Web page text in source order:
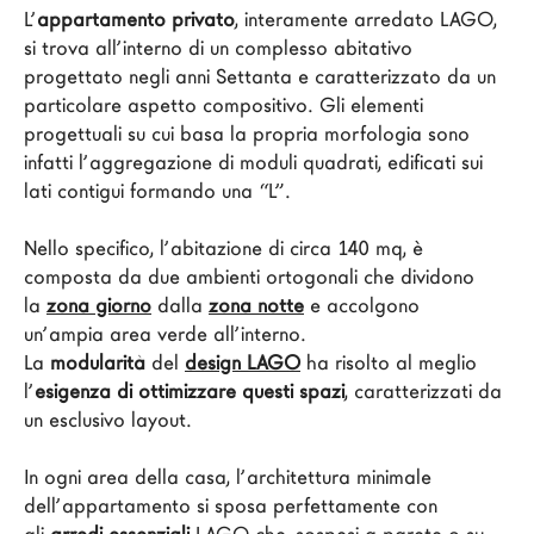
Architetti
LAGO Homes
News
Press
Cataloghi
Lavora con noi
Language
L’appartamento privato, interamente arredato LAGO,
si trova all’interno di un complesso abitativo
progettato negli anni Settanta e caratterizzato da un
particolare aspetto compositivo. Gli elementi
progettuali su cui basa la propria morfologia sono
infatti l’aggregazione di moduli quadrati, edificati sui
lati contigui formando una “L”.
Nello specifico, l’abitazione di circa 140 mq, è
composta da due ambienti ortogonali che dividono
la zona giorno dalla zona notte e accolgono
un’ampia area verde all’interno.
La modularità del design LAGO ha risolto al meglio
l’esigenza di ottimizzare questi spazi, caratterizzati da
un esclusivo layout.
In ogni area della casa, l’architettura minimale
dell’appartamento si sposa perfettamente con